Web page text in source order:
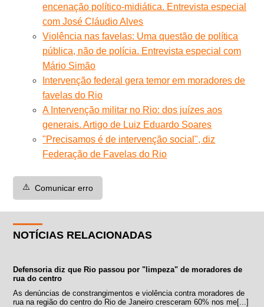
encenação político-midiática. Entrevista especial
com José Cláudio Alves
Violência nas favelas: Uma questão de política
pública, não de polícia. Entrevista especial com
Mário Simão
Intervenção federal gera temor em moradores de
favelas do Rio
A Intervenção militar no Rio: dos juízes aos
generais. Artigo de Luiz Eduardo Soares
"Precisamos é de intervenção social", diz
Federação de Favelas do Rio
⚠️ Comunicar erro
NOTÍCIAS RELACIONADAS
Defensoria diz que Rio passou por "limpeza" de moradores de
rua do centro
As denúncias de constrangimentos e violência contra moradores de
rua na região do centro do Rio de Janeiro cresceram 60% nos me[...]